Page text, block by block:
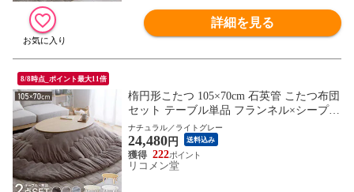
詳細を見る
8/8時点_ポイント最大11倍
楕円形こたつ 105×70cm 石英管 こたつ布団
セット テーブル単品 フランネル×シープボ
ア こたつテーブル 楕円形 こたつ テーブル
ヴィンテージ こたつ 掛け布団 センターテ
ーブル【送料無料】
ナチュラル／ライトグレー
24,480円 送料込み
222
リコメン堂